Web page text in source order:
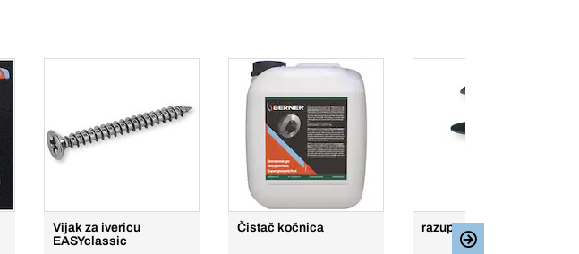
Vijak za ivericu
EASYclassic
Čistač kočnica razuporna zakovica